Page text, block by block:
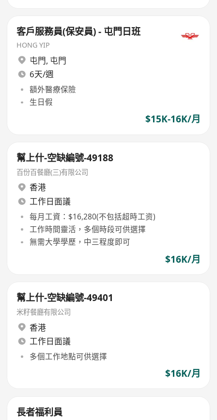
客戶服務員(保安員) - 屯門日班
HONG YIP
屯門, 屯門
6天/週
額外醫療保險
生日假
$15K-16K/月
幫上什-空缺編號-49188
百份百餐廳(三)有限公司
香港
工作日面議
每月工資：$16,280(不包括超時工资)
工作時間靈活，多個時段可供選擇
無需大學學歷，中三程度即可
$16K/月
幫上什-空缺編號-49401
米籽餐廳有限公司
香港
工作日面議
多個工作地點可供選擇
$16K/月
長者福利員